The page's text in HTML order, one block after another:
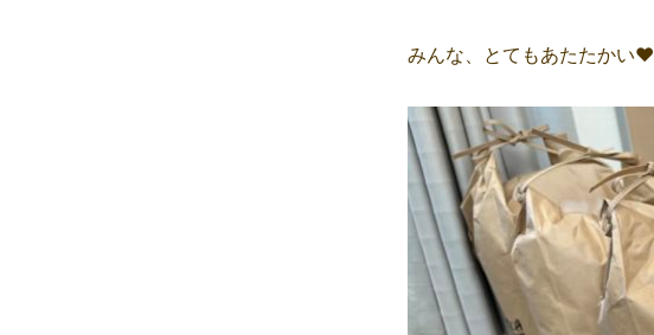
みんな、とてもあたたかい❤️